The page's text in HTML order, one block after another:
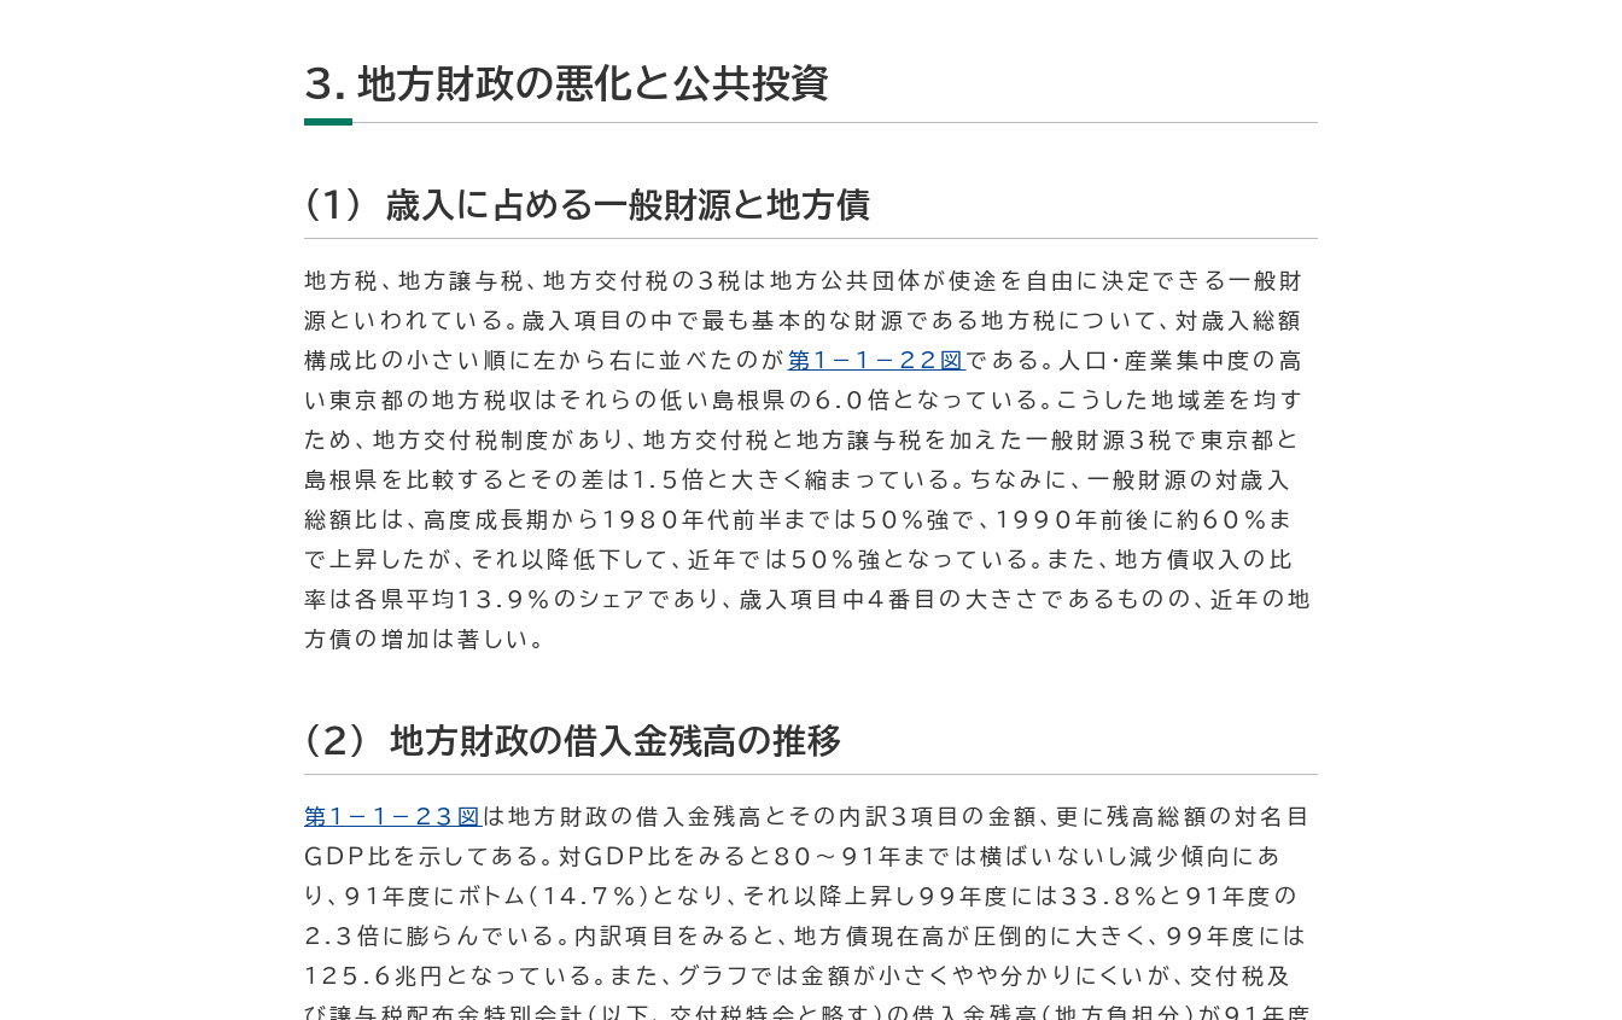
３．地方財政の悪化と公共投資
(1) 歳入に占める一般財源と地方債
地方税、地方譲与税、地方交付税の３税は地方公共団体が使途を自由に決定できる一般財
源といわれている。歳入項目の中で最も基本的な財源である地方税について、対歳入総額
構成比の小さい順に左から右に並べたのが 第１－１－22図 である。人口・産業集中度の高
い東京都の地方税収はそれらの低い島根県の6.0倍となっている。こうした地域差を均す
ため、地方交付税制度があり、地方交付税と地方譲与税を加えた一般財源３税で東京都と
島根県を比較するとその差は1.5倍と大きく縮まっている。ちなみに、一般財源の対歳入
総額比は、高度成長期から1980年代前半までは50％強で、1990年前後に約60％ま
で上昇したが、それ以降低下して、近年では50％強となっている。また、地方債収入の比
率は各県平均13.9％のシェアであり、歳入項目中４番目の大きさであるものの、近年の地
方債の増加は著しい。
(2) 地方財政の借入金残高の推移
第１－１－23図 は地方財政の借入金残高とその内訳３項目の金額、更に残高総額の対名目
ＧＤＰ比を示してある。対ＧＤＰ比をみると80～91年までは横ばいないし減少傾向にあ
り、91年度にボトム（14.7％）となり、それ以降上昇し99年度には33.8％と91年度の
2.3倍に膨らんでいる。内訳項目をみると、地方債現在高が圧倒的に大きく、99年度には
125.6兆円となっている。また、グラフでは金額が小さくやや分かりにくいが、交付税及
び譲与税配布金特別会計（以下、交付税特会と略す）の借入金残高（地方負担分）が91年度